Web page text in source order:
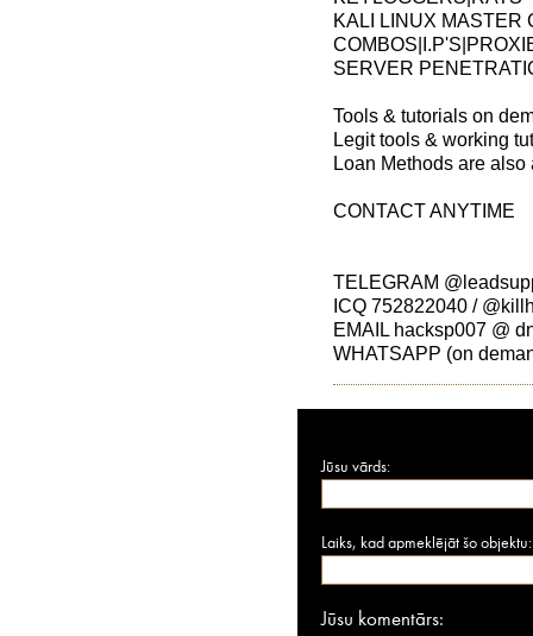
KALI LINUX MASTER
SERVER
Tools & tutorials on
Legit tools & working
Loan Methods are
CONTACT ANYTIME
TELEGRAM
ICQ 752822040 /
EMAIL hacksp007 @
WHATSAPP (on
Jūsu vārds:
Laiks, kad apmeklējāt šo objektu:
Jūsu komentārs: